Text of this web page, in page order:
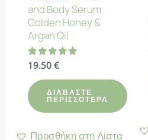
and Body Serum
Golden Honey &
Argan Oil
Βαθμολογήθηκε
5.00
από 5
19.50 €
ΔΙΑΒΆΣΤΕ
ΠΕΡΙΣΣΌΤΕΡΑ
Προσθήκη στη Λίστα